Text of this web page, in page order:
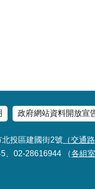
政府網站資料開放宣
投區建國街2號 （交通
、02-28616944 （各組